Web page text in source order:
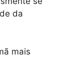
da
mais